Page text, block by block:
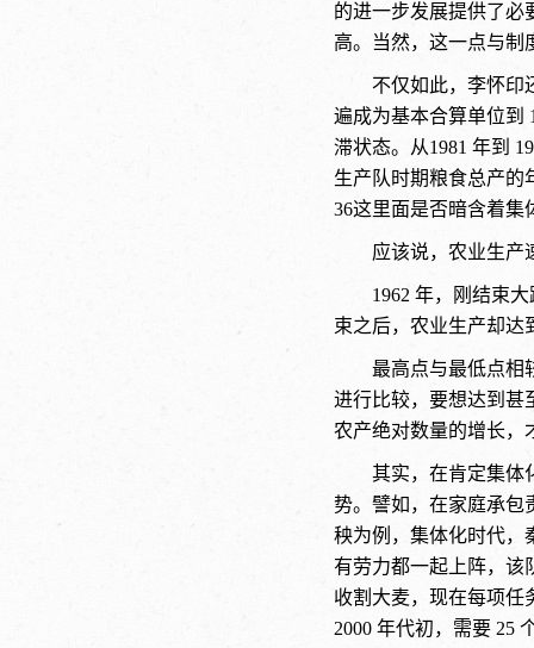
的进一步发展提供了必
高。当然，这一点与制
不仅如此，李怀印
遍成为基本合算单位到
滞状态。从1981 年到
生产队时期粮食总产的
36这里面是否暗含着集
应该说，农业生产
1962 年，刚结束
束之后，农业生产却达
最高点与最低点相
进行比较，要想达到甚
农产绝对数量的增长，
其实，在肯定集体
势。譬如，在家庭承包
秧为例，集体化时代，
有劳力都一起上阵，该
收割大麦，现在每项任
2000 年代初，需要 25